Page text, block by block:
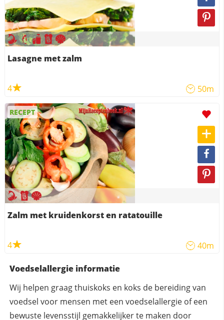
Lasagne met zalm
4 50m
RECEPT
Zalm met kruidenkorst en ratatouille
4 40m
Voedselallergie informatie
Wij helpen graag thuiskoks en koks de bereiding van
voedsel voor mensen met een voedselallergie of een
bewuste levensstijl gemakkelijker te maken door